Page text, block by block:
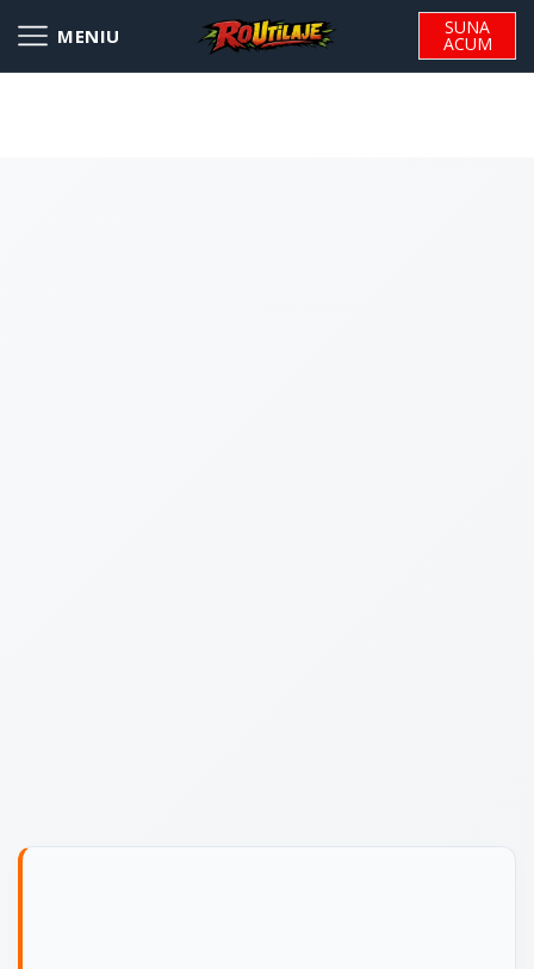
SUNA
ACUM